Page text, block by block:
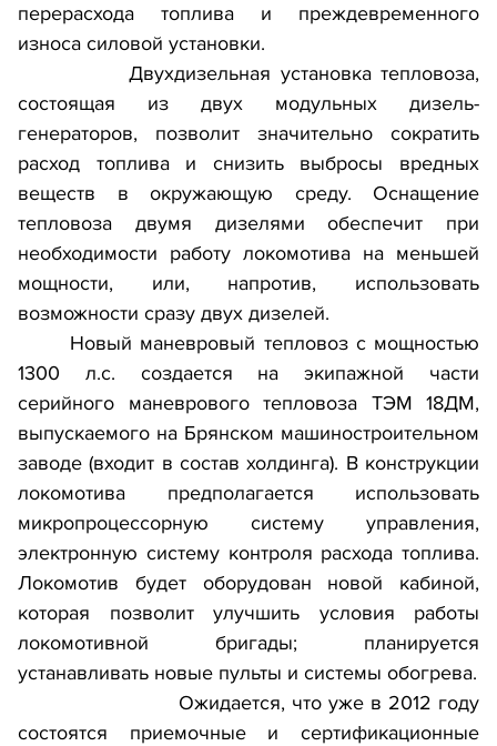
перерасхода топлива и преждевременного
износа силовой установки.
Двухдизельная установка тепловоза,
состоящая из двух модульных дизель-
генераторов, позволит значительно сократить
расход топлива и снизить выбросы вредных
веществ в окружающую среду. Оснащение
тепловоза двумя дизелями обеспечит при
необходимости работу локомотива на меньшей
мощности, или, напротив, использовать
возможности сразу двух дизелей.
Новый маневровый тепловоз с мощностью
1300 л.с. создается на экипажной части
серийного маневрового тепловоза ТЭМ 18ДМ,
выпускаемого на Брянском машиностроительном
заводе (входит в состав холдинга). В конструкции
локомотива предполагается использовать
микропроцессорную систему управления,
электронную систему контроля расхода топлива.
Локомотив будет оборудован новой кабиной,
которая позволит улучшить условия работы
локомотивной бригады; планируется
устанавливать новые пульты и системы обогрева.
Ожидается, что уже в 2012 году
состоятся приемочные и сертификационные